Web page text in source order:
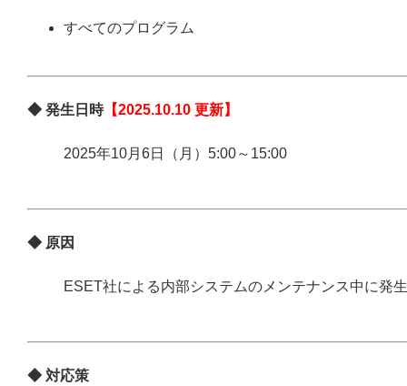
すべてのプログラム
◆ 発生日時【2025.10.10 更新】
2025年10月6日（月）5:00～15:00
◆ 原因
ESET社による内部システムのメンテナンス中に発
◆ 対応策